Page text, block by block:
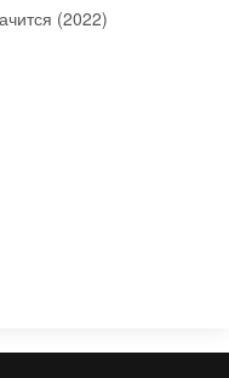
(2022)